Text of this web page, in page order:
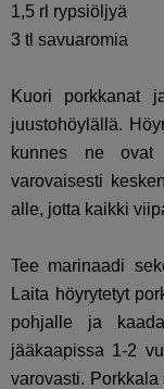
1,5 rl rypsiöljyä
3 tl savuaromia
Kuori porkkanat
juustohöylällä.
kunnes ne ovat
varovaisesti
alle, jotta kaikki
Tee marinaadi
Laita höyrytetyt
pohjalle ja
jääkaapissa 1-2
varovasti.